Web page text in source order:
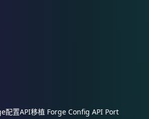
配置API移植 Forge Config API Port